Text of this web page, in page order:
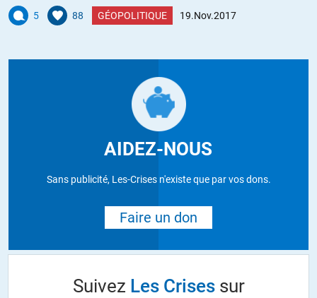
5 88 GÉOPOLITIQUE 19.Nov.2017
AIDEZ-NOUS
Sans publicité, Les-Crises n'existe que par vos dons.
Faire un don
Suivez Les Crisessur